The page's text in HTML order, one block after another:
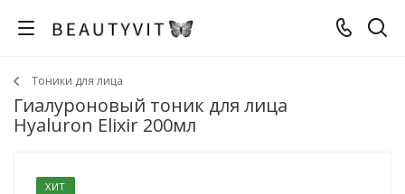
Тоники для лица
Гиалуроновый тоник для лица
Hyaluron Elixir 200мл
ХИТ